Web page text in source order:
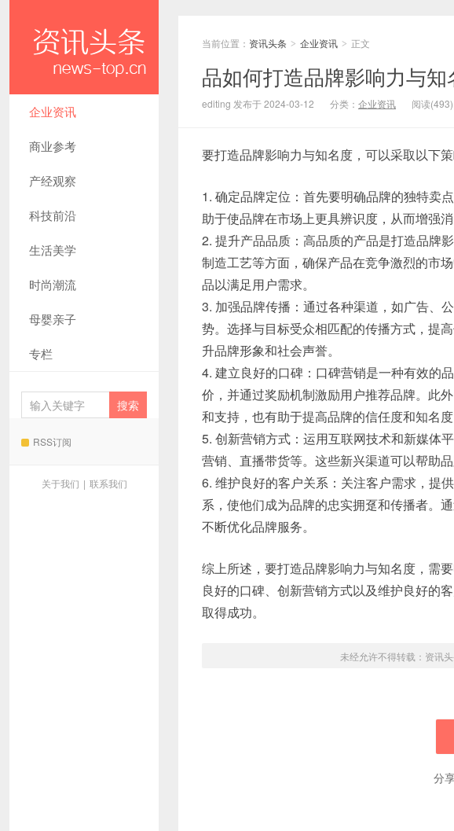
企业资讯
商业参考
产经观察
科技前沿
生活美学
时尚潮流
母婴亲子
专栏
RSS订阅
关于我们 | 联系我们
当前位置： 资讯头条 > 企业资讯 > 正文
品如何打造品牌影响力与知
editing 发布于 2024-03-12 分类： 企业资讯 阅读(493)
要打造品牌影响力与知名度，可以采取以下策
1. 确定品牌定位：首先要明确品牌的独特卖
助于使品牌在市场上更具辨识度，从而增强消
2. 提升产品品质：高品质的产品是打造品牌
制造工艺等方面，确保产品在竞争激烈的市
品以满足用户需求。
3. 加强品牌传播：通过各种渠道，如广告、
势。选择与目标受众相匹配的传播方式，提
升品牌形象和社会声誉。
4. 建立良好的口碑：口碑营销是一种有效的
价，并通过奖励机制激励用户推荐品牌。此
和支持，也有助于提高品牌的信任度和知名度
5. 创新营销方式：运用互联网技术和新媒体
营销、直播带货等。这些新兴渠道可以帮助
6. 维护良好的客户关系：关注客户需求，提
系，使他们成为品牌的忠实拥趸和传播者。
不断优化品牌服务。
综上所述，要打造品牌影响力与知名度，需
良好的口碑、创新营销方式以及维护良好的
取得成功。
未经允许不得转载： 资讯
分